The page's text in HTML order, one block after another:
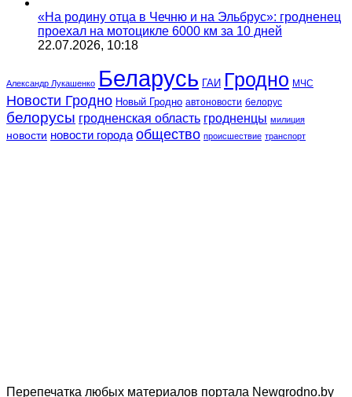
«На родину отца в Чечню и на Эльбрус»: гродненец
проехал на мотоцикле 6000 км за 10 дней
22.07.2026, 10:18
Александр Лукашенко Беларусь ГАИ Гродно МЧС
Новости Гродно Новый Гродно автоновости белорус
белорусы гродненская область гродненцы милиция
новости новости города общество происшествие транспорт
Перепечатка любых материалов портала Newgrodno.by